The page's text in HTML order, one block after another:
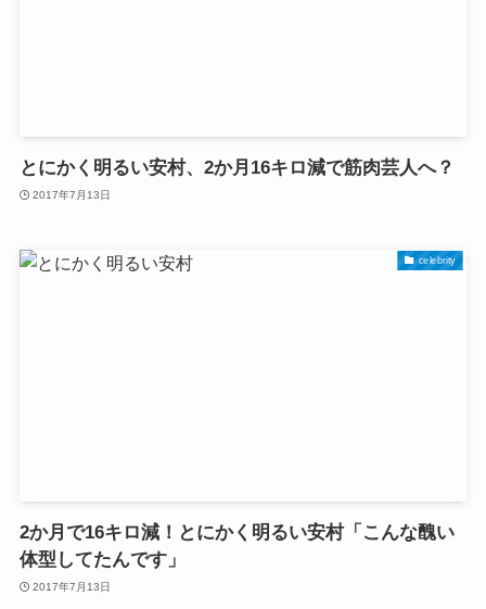
とにかく明るい安村、2か月16キロ減で筋肉芸人へ？
2017年7月13日
celebrity
2か月で16キロ減！とにかく明るい安村「こんな醜い
体型してたんです」
2017年7月13日